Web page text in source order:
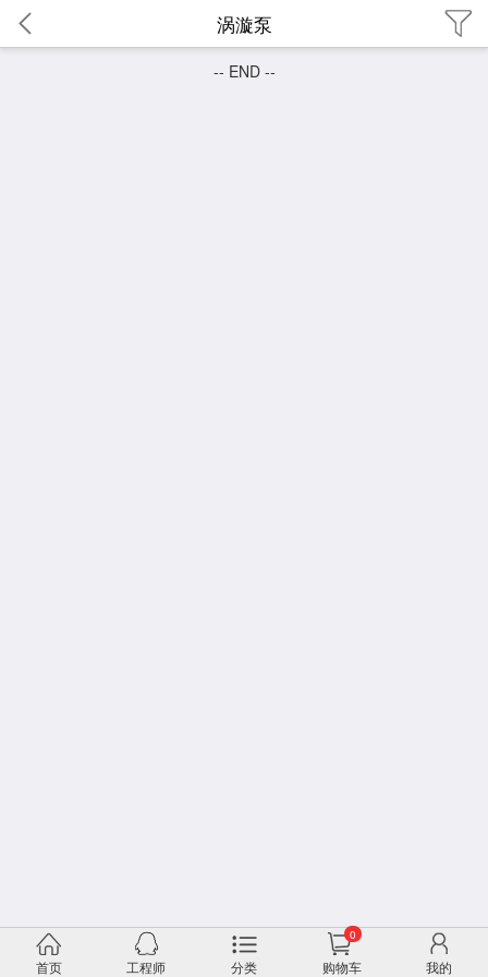
涡漩泵
首页 工程师 分类
0
购物车 我的
-- END --